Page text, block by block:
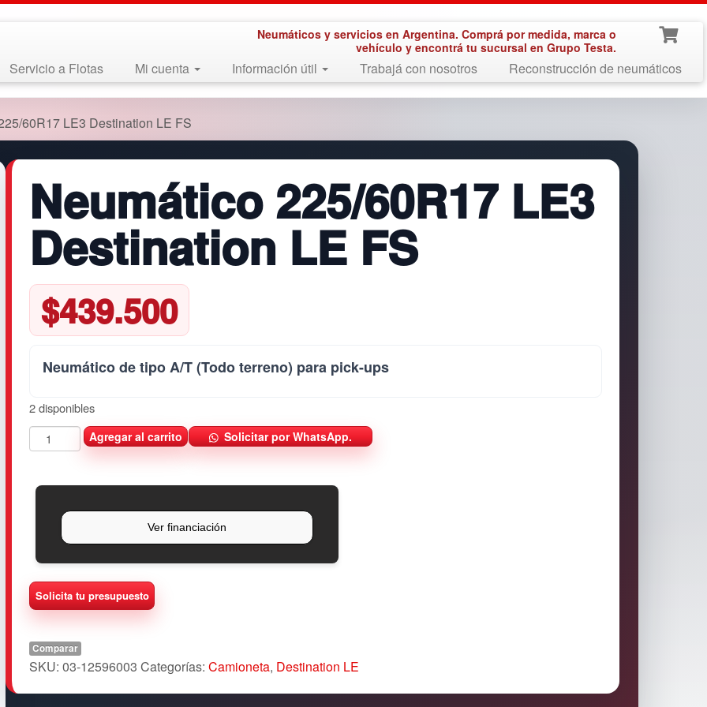
Neumáticos y servicios en Argentina. Comprá por medida, marca o
vehículo y encontrá tu sucursal en Grupo Testa.
Servicio a Flotas Mi cuenta Información útil Trabajá con nosotros Reconstrucción de neumáticos
60R17 LE3 Destination LE FS
Neumático 225/60R17 LE3
Destination LE FS
$439.500
Neumático de tipo A/T (Todo terreno) para pick-ups
2 disponibles
e
m
2
2
6
0
1
Agregar al carrito Solicitar por WhatsApp.
Comparar
SKU: 03-12596003 Categorías: Camioneta, Destination LE